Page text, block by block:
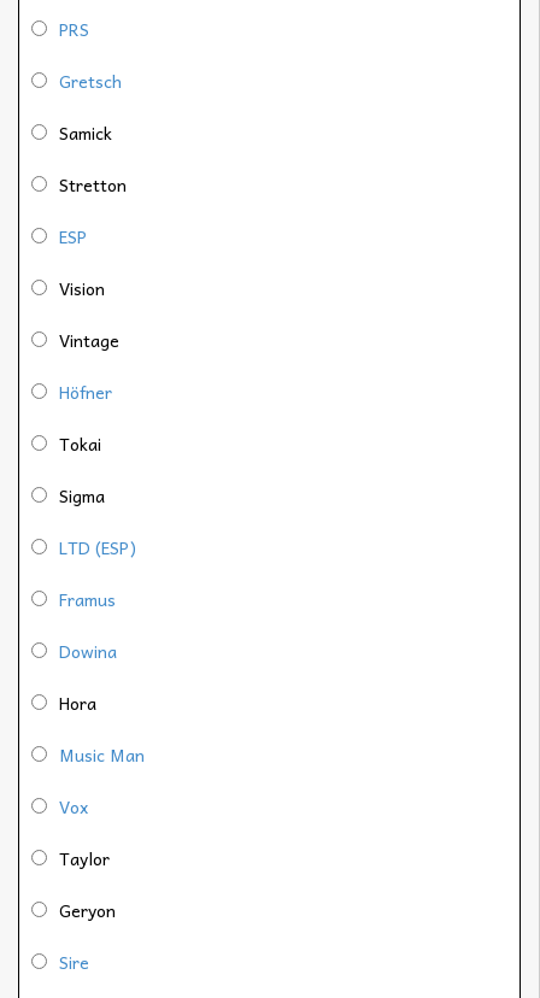
PRS
Gretsch
Samick
Stretton
ESP
Vision
Vintage
Höfner
Tokai
Sigma
LTD (ESP)
Framus
Dowina
Hora
Music Man
Vox
Taylor
Geryon
Sire